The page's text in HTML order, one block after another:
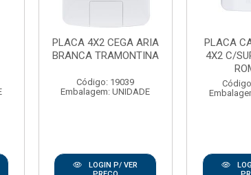
PLACA 4X2 CEGA ARIA
BRANCA TRAMONTINA
Código: 19039
Embalagem: UNIDADE
LOGIN P/ VER
PLACA
4X2 C/